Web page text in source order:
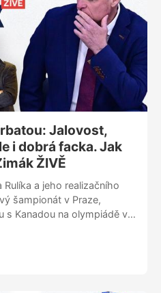
hokejová superstar. Došlo
českého týmu.
Jalovost,
i dobrá facka. Jak
ŽIVĚ
a jeho realizačního
šampionát v Praze,
s Kanadou na olympiádě v
a obecně ohledně
zdaleka nejen tomu, se